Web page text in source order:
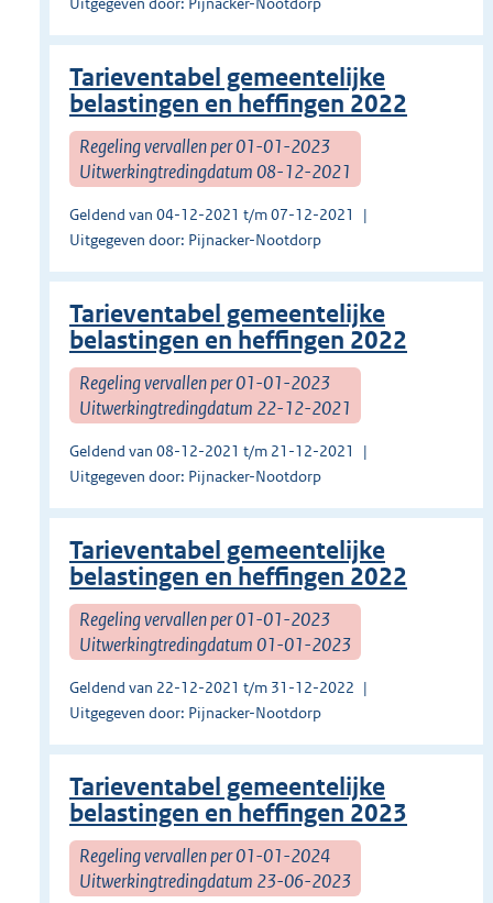
Tarieventabel gemeentelijke
belastingen en heffingen 2022
Regeling vervallen per 01-01-2023
Uitwerkingtredingdatum 08-12-2021
Geldend van 04-12-2021 t/m 07-12-2021
Uitgegeven door: Pijnacker-Nootdorp
Tarieventabel gemeentelijke
belastingen en heffingen 2022
Regeling vervallen per 01-01-2023
Uitwerkingtredingdatum 22-12-2021
Geldend van 08-12-2021 t/m 21-12-2021
Uitgegeven door: Pijnacker-Nootdorp
Tarieventabel gemeentelijke
belastingen en heffingen 2022
Regeling vervallen per 01-01-2023
Uitwerkingtredingdatum 01-01-2023
Geldend van 22-12-2021 t/m 31-12-2022
Uitgegeven door: Pijnacker-Nootdorp
Tarieventabel gemeentelijke
belastingen en heffingen 2023
Regeling vervallen per 01-01-2024
Uitwerkingtredingdatum 23-06-2023